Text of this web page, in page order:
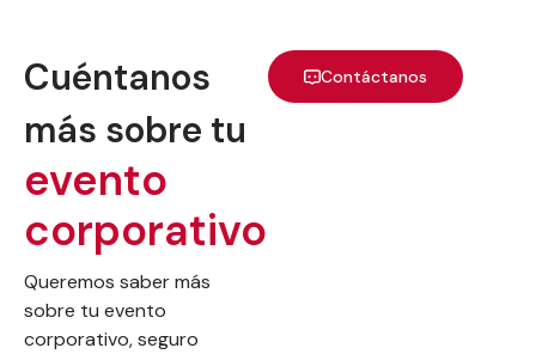
Cuéntanos
más sobre tu
evento
corporativo
Queremos saber más
sobre tu evento
corporativo, seguro
Contáctanos